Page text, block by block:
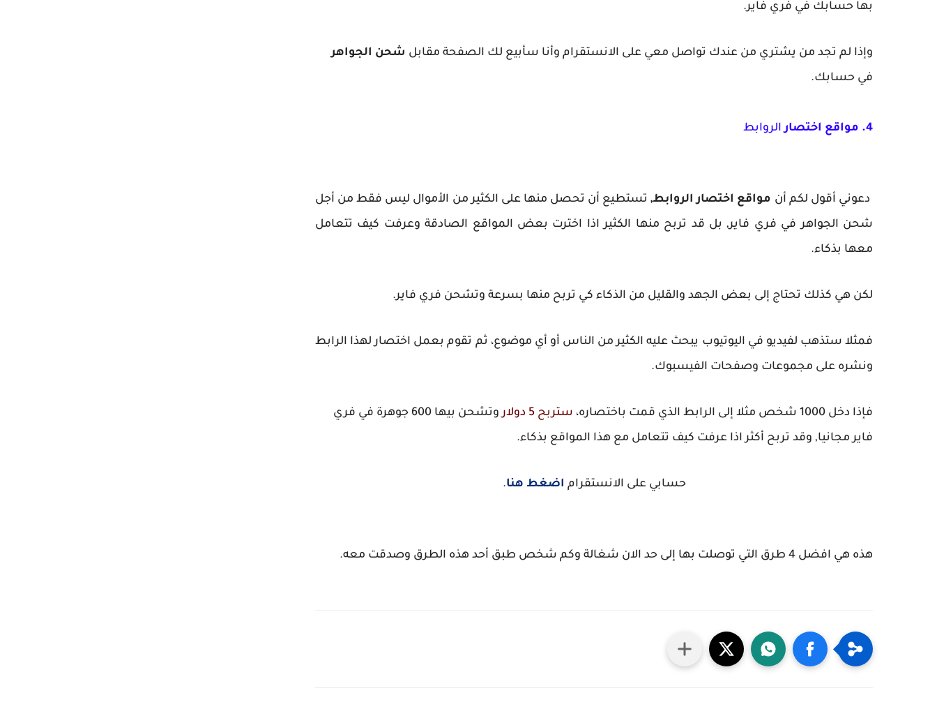
بها حسابك في فري فاير.
وإذا لم تجد من يشتري من عندك تواصل معي على الانستقرام وأنا سأبيع لك الصفحة مقابل شحن الجواهر
في حسابك.
4. مواقع اختصار الروابط
دعوني أقول لكم أن مواقع اختصار الروابط,تستطيع أن تحصل منها على الكثير من الأموال ليس فقط من أجل
شحن الجواهر في فري فاير, بل قد تربح منها الكثير اذا اخترت بعض المواقع الصادقة وعرفت كيف تتعامل
معها بذكاء.
لكن هي كذلك تحتاج إلى بعض الجهد والقليل من الذكاء كي تربح منها بسرعة وتشحن فري فاير.
فمثلا ستذهب لفيديو في اليوتيوب يبحث عليه الكثير من الناس أو أي موضوع، ثم تقوم بعمل اختصار لهذا الرابط
ونشره على مجموعات وصفحات الفيسبوك.
فإذا دخل 1000 شخص مثلا إلى الرابط الذي قمت باختصاره، ستربح 5 دولار
وتشحن بيها 600 جوهرة في فري
فاير مجانيا, وقد تربح أكثر اذا عرفت كيف تتعامل مع هذا المواقع بذكاء.
حسابي على الانستقرام اضغط هنا.
هذه هي افضل 4 طرق التي توصلت بها إلى حد الان شغالة وكم شخص طبق أحد هذه الطرق وصدقت معه.